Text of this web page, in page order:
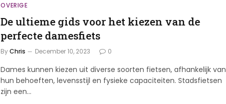
OVERIGE
De ultieme gids voor het kiezen van de
perfecte damesfiets
By Chris December 10, 2023 0
Dames kunnen kiezen uit diverse soorten fietsen, afhankelijk van
hun behoeften, levensstijl en fysieke capaciteiten. Stadsfietsen
zijn een…